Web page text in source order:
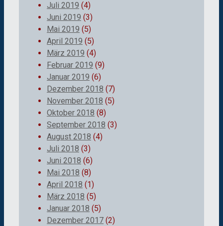
Juli 2019 (4)
Juni 2019 (3)
Mai 2019 (5)
April 2019 (5)
März 2019 (4)
Februar 2019 (9)
Januar 2019 (6)
Dezember 2018 (7)
November 2018 (5)
Oktober 2018 (8)
September 2018 (3)
August 2018 (4)
Juli 2018 (3)
Juni 2018 (6)
Mai 2018 (8)
April 2018 (1)
März 2018 (5)
Januar 2018 (5)
Dezember 2017 (2)